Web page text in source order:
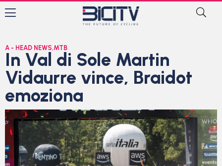
A - HEAD NEWS,MTB
In Val di Sole Martin
Vidaurre vince, Braidot
emoziona